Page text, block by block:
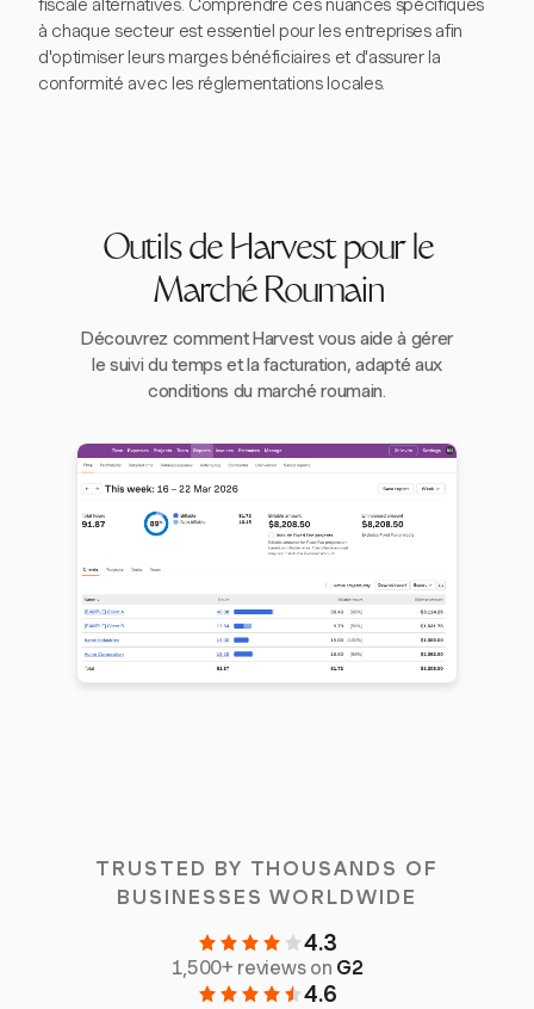
fiscale alternatives. Comprendre ces nuances spécifiques
à chaque secteur est essentiel pour les entreprises afin
d'optimiser leurs marges bénéficiaires et d'assurer la
conformité avec les réglementations locales.
Outils de Harvest pour le
Marché Roumain
Découvrez comment Harvest vous aide à gérer
le suivi du temps et la facturation, adapté aux
conditions du marché roumain.
TRUSTED BY THOUSANDS OF
BUSINESSES WORLDWIDE
4.3
1,500+ reviews on G2
4.6